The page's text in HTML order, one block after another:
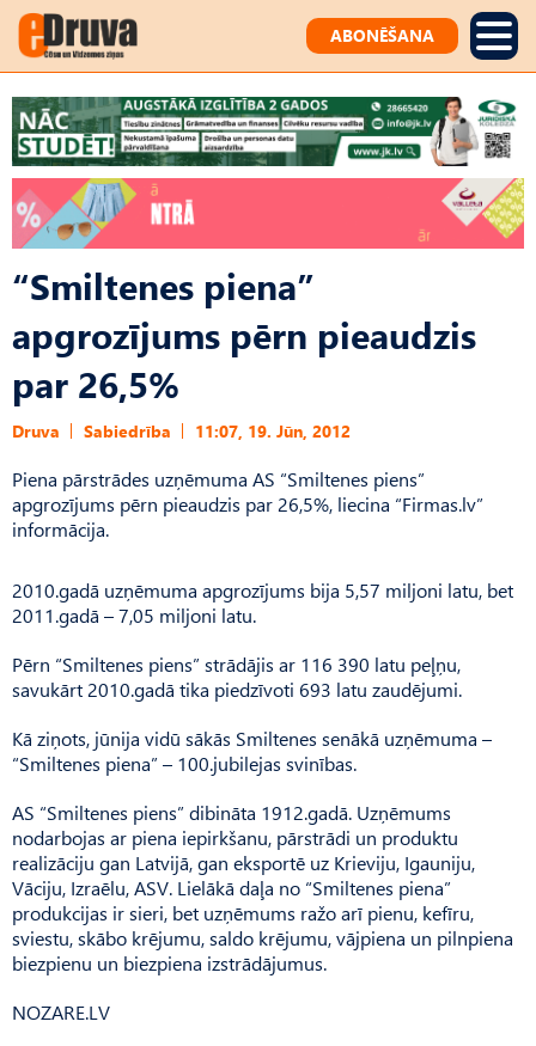
ABONĒŠANA
“Smiltenes piena”
apgrozījums pērn pieaudzis
par 26,5%
Druva Sabiedrība 11:07, 19. Jūn, 2012
Piena pārstrādes uzņēmuma AS “Smiltenes piens”
apgrozījums pērn pieaudzis par 26,5%, liecina “Firmas.lv”
informācija.
2010.gadā uzņēmuma apgrozījums bija 5,57 miljoni latu, bet
2011.gadā – 7,05 miljoni latu.
Pērn “Smiltenes piens” strādājis ar 116 390 latu peļņu,
savukārt 2010.gadā tika piedzīvoti 693 latu zaudējumi.
Kā ziņots, jūnija vidū sākās Smiltenes senākā uzņēmuma –
“Smiltenes piena” – 100.jubilejas svinības.
AS “Smiltenes piens” dibināta 1912.gadā. Uzņēmums
nodarbojas ar piena iepirkšanu, pārstrādi un produktu
realizāciju gan Latvijā, gan eksportē uz Krieviju, Igauniju,
Vāciju, Izraēlu, ASV. Lielākā daļa no “Smiltenes piena”
produkcijas ir sieri, bet uzņēmums ražo arī pienu, kefīru,
sviestu, skābo krējumu, saldo krējumu, vājpiena un pilnpiena
biezpienu un biezpiena izstrādājumus.
NOZARE.LV